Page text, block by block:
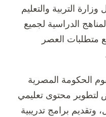
التربية والتعليم
الدراسية لجميع
متطلبات العصر
الحكومة المصرية
لتطوير محتوى تعليمي
برامج تدريبية